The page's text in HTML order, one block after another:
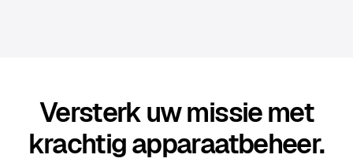
Versterk uw missie met
krachtig apparaatbeheer.